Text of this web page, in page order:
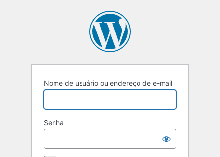
Nome de usuário ou endereço de e-mail
Senha